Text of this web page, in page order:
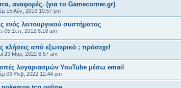
αναφορές. (για το Gamecorner.gr)
15 Αύγ, 2013 10:57 pm
ενός λειτουργικού συστήματος
05 Σεπ, 2012 8:18 am
κλήσεις από εξωτερικό ; πρόσεχε!
29 Μαρ, 2022 6:57 am
λογαριασμών YouTube μέσω email
03 Φεβ, 2022 12:44 pm